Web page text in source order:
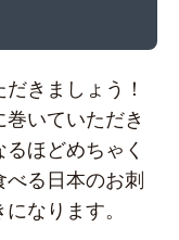
きましょう！
いていただき
ほどめちゃく
る日本のお刺
なります。